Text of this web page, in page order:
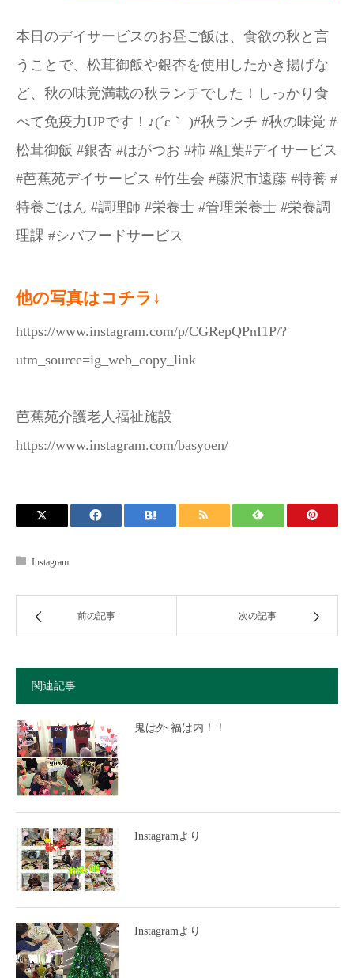
本日のデイサービスのお昼ご飯は、食欲の秋と言
うことで、松茸御飯や銀杏を使用したかき揚げな
ど、秋の味覚満載の秋ランチでした！しっかり食
べて免疫力UPです！♪(´ε｀ )#秋ランチ #秋の味覚 #
松茸御飯 #銀杏 #はがつお #柿 #紅葉#デイサービス
#芭蕉苑デイサービス #竹生会 #藤沢市遠藤 #特養 #
特養ごはん #調理師 #栄養士 #管理栄養士 #栄養調
理課 #シバフードサービス
他の写真はコチラ↓
https://www.instagram.com/p/CGRepQPnI1P/?
utm_source=ig_web_copy_link
芭蕉苑介護老人福祉施設
https://www.instagram.com/basyoen/
Instagram
前の記事 次の記事
関連記事
鬼は外 福は内！！
Instagramより
Instagramより